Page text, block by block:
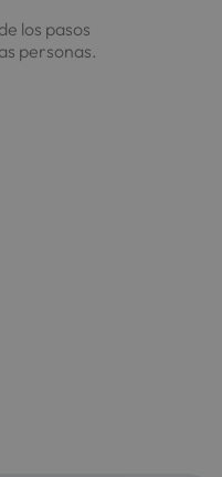
los pasos
personas.